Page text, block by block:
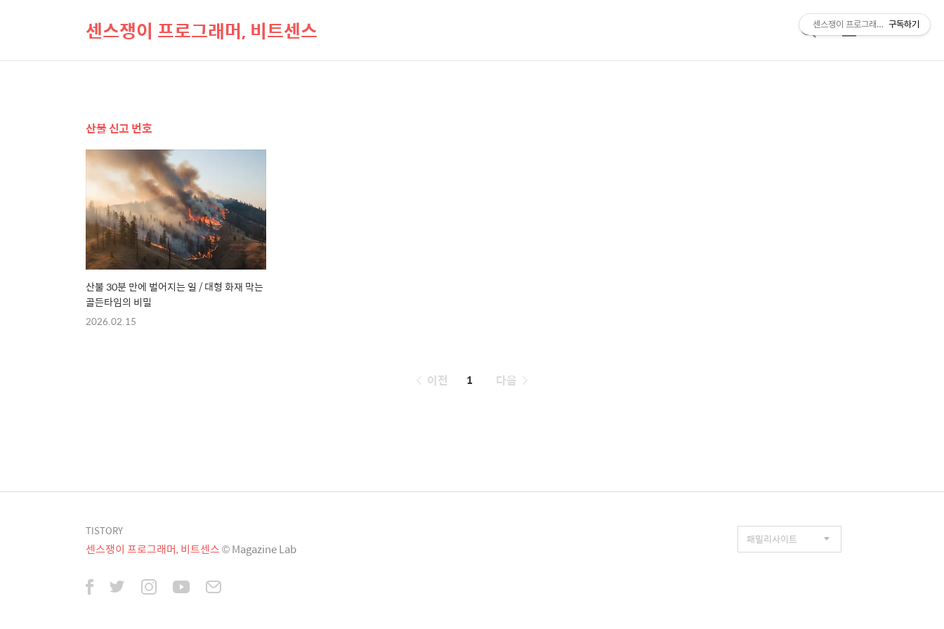
센스쟁이 프로그래머, 비트센스
검
메
산불 신고 번호
산불 30분 만에 벌어지는 일 / 대형 화재 막는
골든타임의 비밀
2026.02.15
페
이전 1 다음
TISTORY
센스쟁이 프로그래머, 비트센스© Magazine Lab
센스쟁이 프로그래머, 비트센스
구독하기